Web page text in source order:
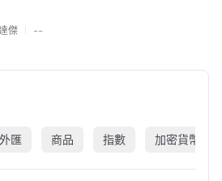
傑 --
外匯 商品 指數 加密貨幣